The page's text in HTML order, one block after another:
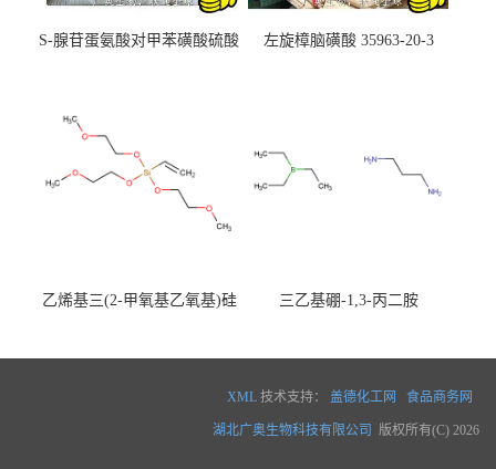
S-腺苷蛋氨酸对甲苯磺酸硫酸
左旋樟脑磺酸 35963-20-3
乙烯基三(2-甲氧基乙氧基)硅
三乙基硼-1,3-丙二胺
XML 技术支持： 盖德化工网 食品商务网
湖北广奥生物科技有限公司 版权所有(C) 2026